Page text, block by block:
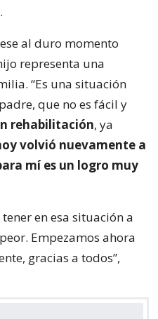
al duro momento
representa una
“Es una situación
que no es fácil y
rehabilitación, ya
volvió nuevamente a
mí es un logro muy
en esa situación a
Empezamos ahora
gracias a todos”,